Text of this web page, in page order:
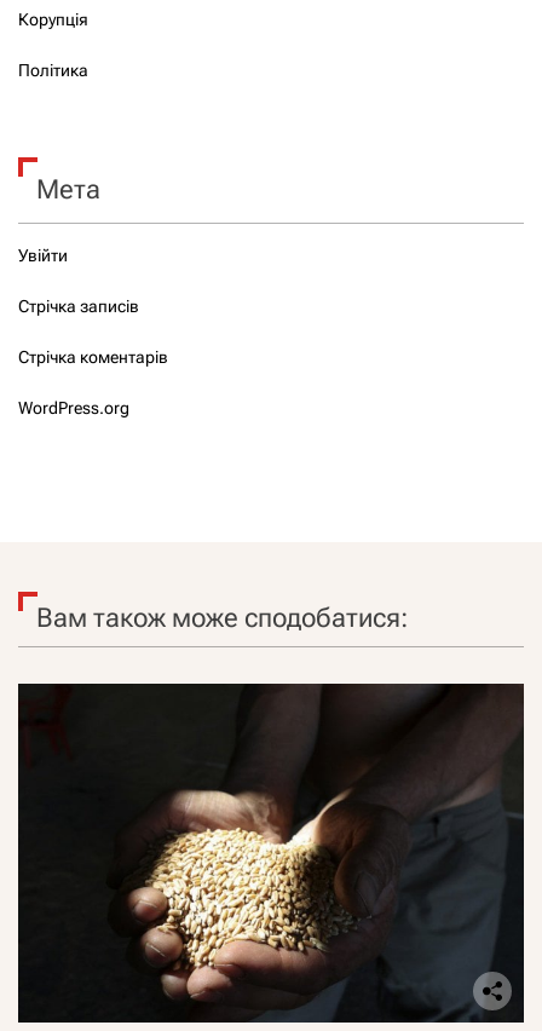
Корупція
Політика
Мета
Увійти
Стрічка записів
Стрічка коментарів
WordPress.org
Вам також може сподобатися: